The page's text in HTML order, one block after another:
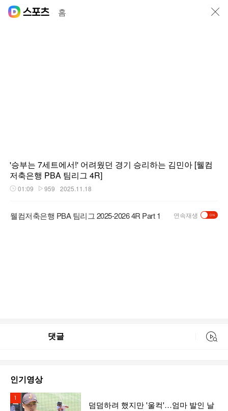
홈
'승부는 7세트에서!' 어려웠던 경기 승리하는 김민아 [웰컴
저축은행 PBA 팀리그 4R]
01:09 959 2025.11.18
웰컴저축은행 PBA 팀리그 2025-2026 4R Part 1 연속재생
댓글
인기영상
덤덤하려 했지만 '울컥'…엄마 발인 날